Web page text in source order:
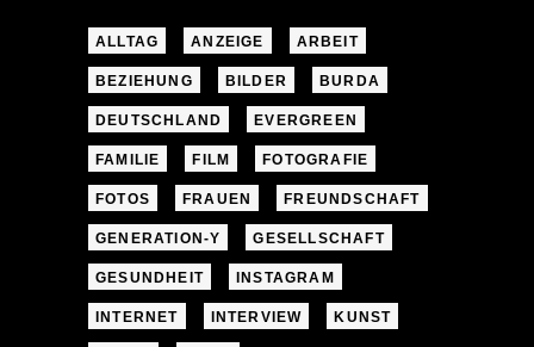
ALLTAG ANZEIGE ARBEIT
BEZIEHUNG BILDER BURDA
DEUTSCHLAND EVERGREEN
FAMILIE FILM FOTOGRAFIE
FOTOS FRAUEN FREUNDSCHAFT
GENERATION-Y GESELLSCHAFT
GESUNDHEIT INSTAGRAM
INTERNET INTERVIEW KUNST